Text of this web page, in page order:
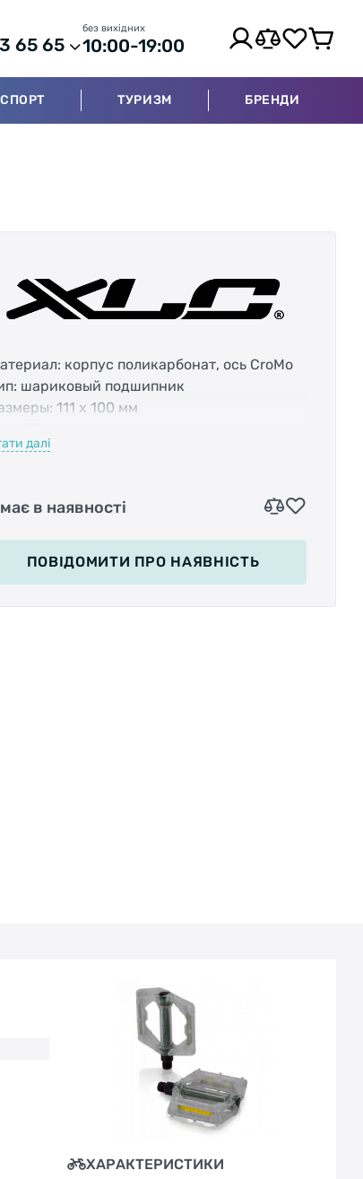
65 65
без вихідних
10:00-19:00
СПОРТ ТУРИЗМ БРЕНДИ
корпус поликарбонат, ось CroMo
шариковый подшипник
111 х 100 мм
красный
далі
в наявності
ПОВІДОМИТИ ПРО НАЯВНІСТЬ
ХАРАКТЕРИСТИКИ